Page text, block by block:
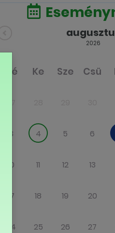
2026
Hé Ke Sze Csü
3 4 5 6
10 11 12 13
17 18 19 20
24 25 26 27